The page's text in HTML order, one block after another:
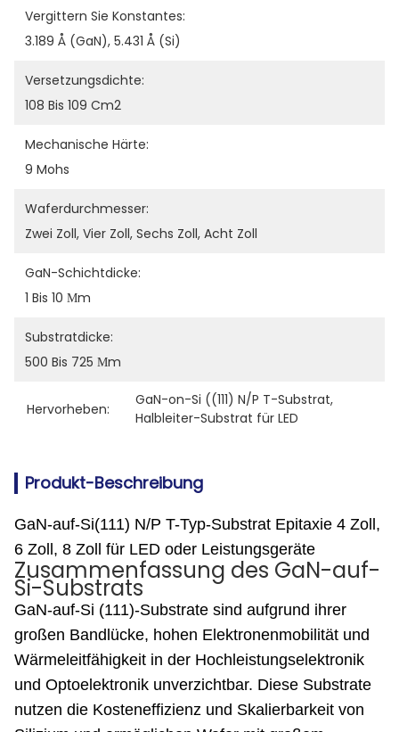
Vergittern Sie Konstantes:
3.189 Å (GaN), 5.431 Å (Si)
Versetzungsdichte:
108 Bis 109 Cm2
Mechanische Härte:
9 Mohs
Waferdurchmesser:
Zwei Zoll, Vier Zoll, Sechs Zoll, Acht Zoll
GaN-Schichtdicke:
1 Bis 10 Μm
Substratdicke:
500 Bis 725 Μm
Hervorheben:
GaN-on-Si ((111) N/P T-Substrat,
Halbleiter-Substrat für LED
Produkt-Beschreibung
GaN-auf-Si(111) N/P T-Typ-Substrat Epitaxie 4 Zoll,
6 Zoll, 8 Zoll für LED oder Leistungsgeräte
Zusammenfassung des GaN-auf-
Si-Substrats
GaN-auf-Si (111)-Substrate sind aufgrund ihrer
großen Bandlücke, hohen Elektronenmobilität und
Wärmeleitfähigkeit in der Hochleistungselektronik
und Optoelektronik unverzichtbar. Diese Substrate
nutzen die Kosteneffizienz und Skalierbarkeit von